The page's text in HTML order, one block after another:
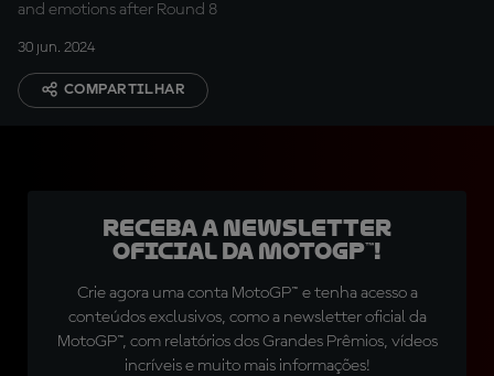
and emotions after Round 8
30 jun. 2024
COMPARTILHAR
Receba a newsletter
oficial da MotoGP™!
Crie agora uma conta MotoGP™ e tenha acesso a
conteúdos exclusivos, como a newsletter oficial da
MotoGP™, com relatórios dos Grandes Prêmios, vídeos
incríveis e muito mais informações!